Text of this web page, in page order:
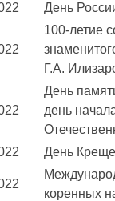
День
100-летие
Г.А.
День
день
День
коренных